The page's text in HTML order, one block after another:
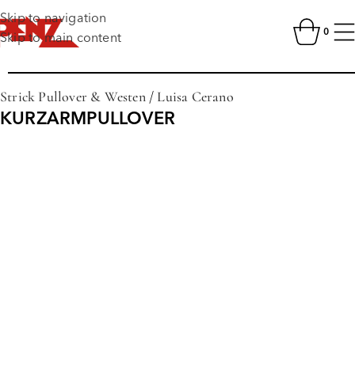
Skip to navigation
Skip to main content
0
Strick Pullover & Westen/ Luisa Cerano
KURZARMPULLOVER